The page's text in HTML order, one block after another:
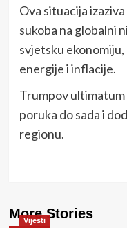
Ova situacija
sukoba na globalni
svjetsku
energije i inflacije.
Trumpov
poruka do sada i
regionu.
More Stories
Vijesti